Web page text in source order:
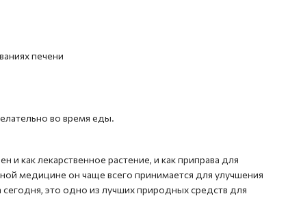
печени
во время еды.
и как лекарственное растение, и как приправа для
медицине он чаще всего принимается для улучшения
это одно из лучших природных средств для